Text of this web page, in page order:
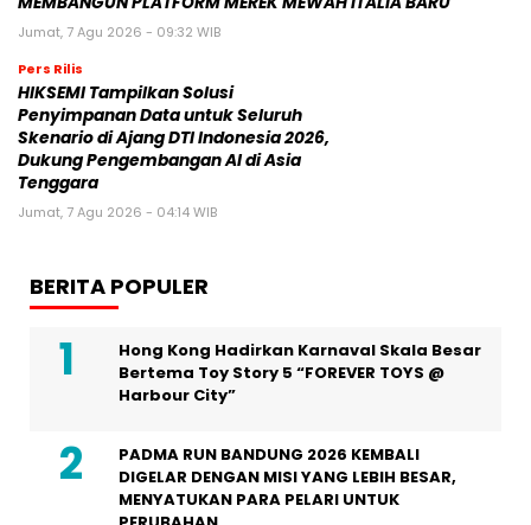
Jumat, 7 Agu 2026 - 09:32 WIB
Pers Rilis
HIKSEMI Tampilkan Solusi
Penyimpanan Data untuk Seluruh
Skenario di Ajang DTI Indonesia 2026,
Dukung Pengembangan AI di Asia
Tenggara
Jumat, 7 Agu 2026 - 04:14 WIB
BERITA POPULER
Hong Kong Hadirkan Karnaval Skala Besar
Bertema Toy Story 5 “FOREVER TOYS @
Harbour City”
PADMA RUN BANDUNG 2026 KEMBALI
DIGELAR DENGAN MISI YANG LEBIH BESAR,
MENYATUKAN PARA PELARI UNTUK